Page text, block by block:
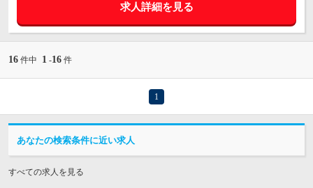
求人詳細を見る
16 件中 1 -16 件
1
あなたの検索条件に近い求人
すべての求人を見る